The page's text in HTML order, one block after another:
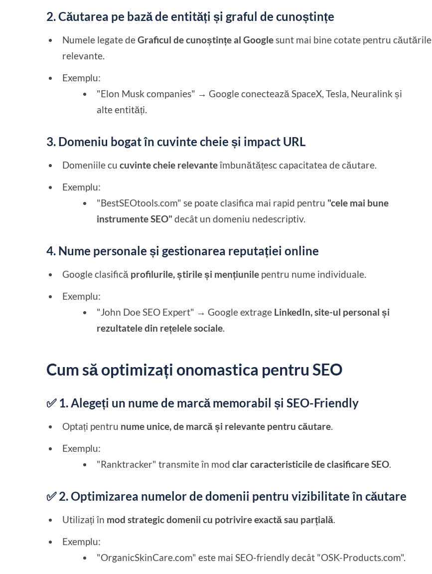
2. Căutarea pe bază de entități și graful de cunoștințe
Numele legate deGraficul de cunoștințe al Googlesunt mai bine cotate pentru căutările
relevante.
Exemplu:
"Elon Musk companies" → Google conectează SpaceX, Tesla, Neuralink și
alte entități.
3. Domeniu bogat în cuvinte cheie și impact URL
Domeniile cucuvinte cheie relevanteîmbunătățesc capacitatea de căutare.
Exemplu:
"BestSEOtools.com" se poate clasifica mai rapid pentru "cele mai bune
instrumente SEO" decât un domeniu nedescriptiv.
4. Nume personale și gestionarea reputației online
Google clasifică profilurile, știrile și mențiunile pentru nume individuale.
Exemplu:
"John Doe SEO Expert" → Google extrage LinkedIn, site-ul personal și
rezultatele din rețelele sociale.
Cum să optimizați onomastica pentru SEO
✅ 1. Alegeți un nume de marcă memorabil și SEO-Friendly
Optați pentru nume unice, de marcă și relevante pentru căutare.
Exemplu:
"Ranktracker" transmite în modclar caracteristicile de clasificare SEO.
✅ 2. Optimizarea numelor de domenii pentru vizibilitate în căutare
Utilizați în mod strategic domenii cu potrivire exactă sau parțială.
Exemplu:
"OrganicSkinCare.com" este mai SEO-friendly decât "OSK-Products.com".